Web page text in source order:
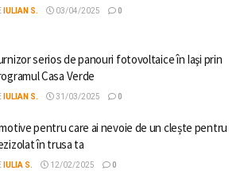
IULIAN S. 03/04/2025 0
serios de panouri fotovoltaice în Iaşi prin
Casa Verde
IULIAN S. 31/03/2025 0
pentru care ai nevoie de un clește pentru
în trusa ta
IULIA S. 12/02/2025 0